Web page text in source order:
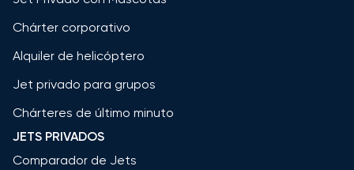
Chárter corporativo
Alquiler de helicóptero
Jet privado para grupos
Chárteres de último minuto
JETS PRIVADOS
Comparador de Jets